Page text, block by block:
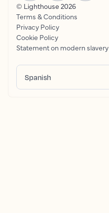
© Lighthouse 2026
Terms & Conditions
Privacy Policy
Cookie Policy
Statement on modern slavery
Spanish